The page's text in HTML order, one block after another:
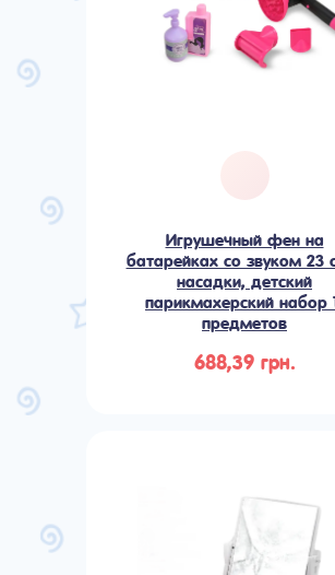
Игрушечный фен на
батарейках со звуком 23
насадки, детский
парикмахерский набор
предметов
688,39 грн.